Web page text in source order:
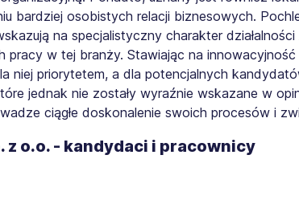
bardziej osobistych relacji biznesowych.
na specjalistyczny charakter
w tej branży. Stawiając na
niej priorytetem, a dla potencjalnych
jednak nie zostały wyraźnie wskazane w
ciągłe doskonalenie swoich procesów i
z o.o. - kandydaci i pracownicy